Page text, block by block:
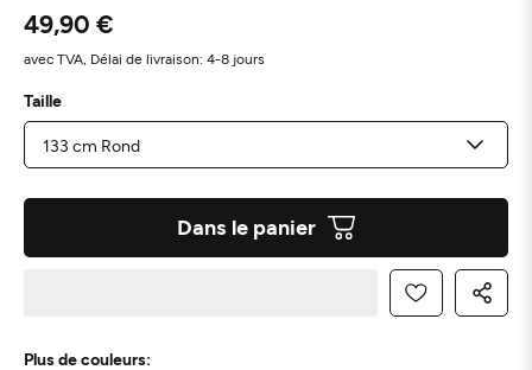
49,90 €
avec TVA, Délai de livraison: 4-8 jours
Taille
Dans le panier
Plus de couleurs: